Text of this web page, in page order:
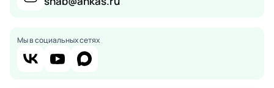
Мы в социальных сетях